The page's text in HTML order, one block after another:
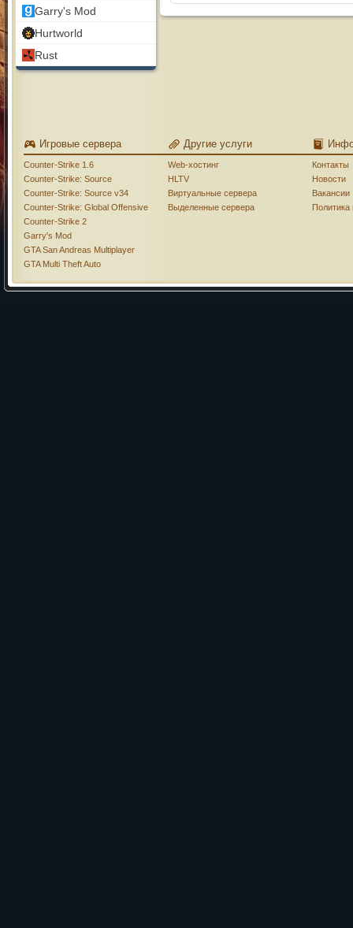
Garry's Mod
Hurtworld
Rust
Игровые сервера
Counter-Strike 1.6
Counter-Strike: Source
Counter-Strike: Source v34
Counter-Strike: Global Offensive
Counter-Strike 2
Garry's Mod
GTA San Andreas Multiplayer
GTA Multi Theft Auto
Другие услуги
Web-хостинг
HLTV
Виртуальные сервера
Выделенные сервера
Контакты
Новости
Вакансии
Политика